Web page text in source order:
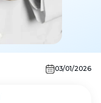
03/01/2026